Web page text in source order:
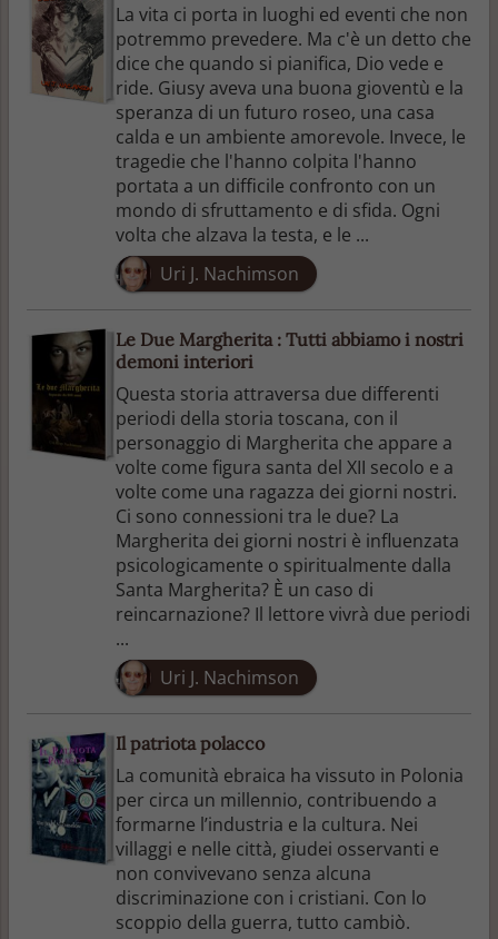
La vita ci porta in luoghi ed eventi che non
potremmo prevedere. Ma c'è un detto che
dice che quando si pianifica, Dio vede e
ride. Giusy aveva una buona gioventù e la
speranza di un futuro roseo, una casa
calda e un ambiente amorevole. Invece, le
tragedie che l'hanno colpita l'hanno
portata a un difficile confronto con un
mondo di sfruttamento e di sfida. Ogni
volta che alzava la testa, e le ...
Uri J. Nachimson
Le Due Margherita : Tutti abbiamo i nostri
demoni interiori
Questa storia attraversa due differenti
periodi della storia toscana, con il
personaggio di Margherita che appare a
volte come figura santa del XII secolo e a
volte come una ragazza dei giorni nostri.
Ci sono connessioni tra le due? La
Margherita dei giorni nostri è influenzata
psicologicamente o spiritualmente dalla
Santa Margherita? È un caso di
reincarnazione? Il lettore vivrà due periodi
...
Uri J. Nachimson
Il patriota polacco
La comunità ebraica ha vissuto in Polonia
per circa un millennio, contribuendo a
formarne l’industria e la cultura. Nei
villaggi e nelle città, giudei osservanti e
non convivevano senza alcuna
discriminazione con i cristiani. Con lo
scoppio della guerra, tutto cambiò.